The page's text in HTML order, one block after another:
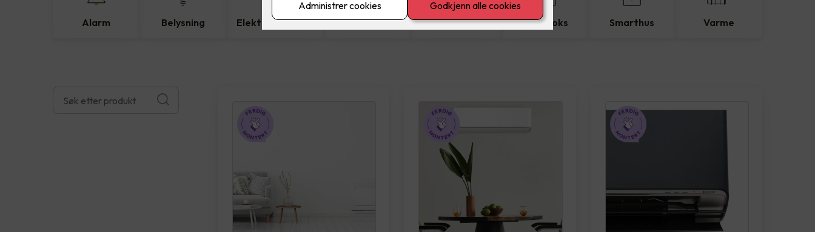
Alarm Belysning Elektromateriell El-sikkerhet Ferdig montert Ladeboks Smarthus Varme